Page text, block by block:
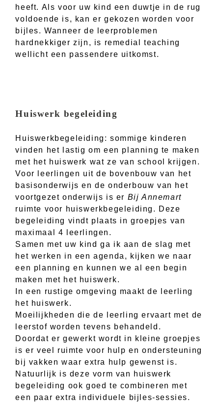
heeft. Als voor uw kind een duwtje in de rug
voldoende is, kan er gekozen worden voor
bijles. Wanneer de leerproblemen
hardnekkiger zijn, is remedial teaching
wellicht een passendere uitkomst.
Huiswerk begeleiding
Huiswerkbegeleiding: sommige kinderen
vinden het lastig om een planning te maken
met het huiswerk wat ze van school krijgen.
Voor leerlingen uit de bovenbouw van het
basisonderwijs en de onderbouw van het
voortgezet onderwijs is er Bij Annemart
ruimte voor huiswerkbegeleiding. Deze
begeleiding vindt plaats in groepjes van
maximaal 4 leerlingen.
Samen met uw kind ga ik aan de slag met
het werken in een agenda, kijken we naar
een planning en kunnen we al een begin
maken met het huiswerk.
In een rustige omgeving maakt de leerling
het huiswerk.
Moeilijkheden die de leerling ervaart met de
leerstof worden tevens behandeld.
Doordat er gewerkt wordt in kleine groepjes
is er veel ruimte voor hulp en ondersteuning
bij vakken waar extra hulp gewenst is.
Natuurlijk is deze vorm van huiswerk
begeleiding ook goed te combineren met
een paar extra individuele bijles-sessies.